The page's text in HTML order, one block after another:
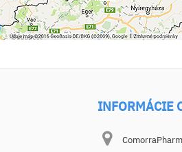
INFORMÁCIE